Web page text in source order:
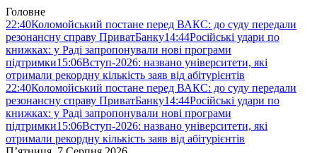
Головне
22:40Коломойський постане перед ВАКС: до суду передали
резонансну справу ПриватБанку14:44Російські удари по
книжках: у Раді запропонували нові програми
підтримки15:06Вступ-2026: названо університети, які
отримали рекордну кількість заяв від абітурієнтів
22:40Коломойський постане перед ВАКС: до суду передали
резонансну справу ПриватБанку14:44Російські удари по
книжках: у Раді запропонували нові програми
підтримки15:06Вступ-2026: названо університети, які
отримали рекордну кількість заяв від абітурієнтів